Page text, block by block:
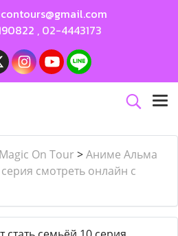
, 02-4443173
On Tour >Аниме Альма
смотреть онлайн с